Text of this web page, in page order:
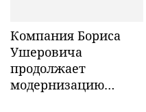
Компания Бориса
Ушеровича
продолжает
модернизацию